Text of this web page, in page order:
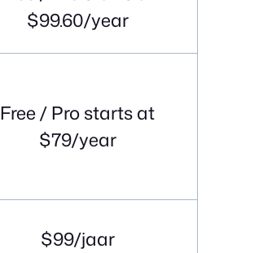
$99.60/year
Free / Pro starts at
$79/year
$99/jaar